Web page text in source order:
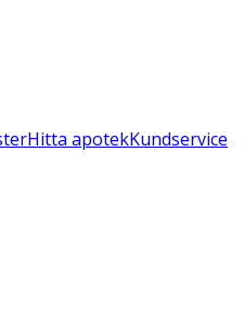
Hitta apotekKundservice